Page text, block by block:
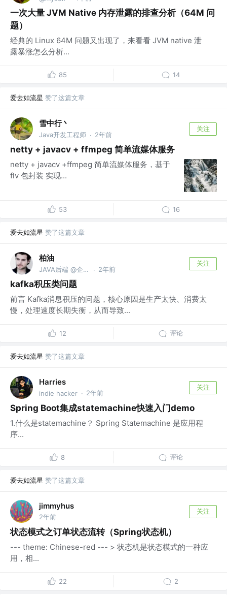
一次大量 JVM Native 内存泄露的排查分析（64M 问
题）
经典的 Linux 64M 问题又出现了，来看看 JVM native 泄
露暴涨怎么分析...
85 14
爱去如流星 赞了这篇文章
雪中行丶
Java开发工程师 · 2年前
关注
netty + javacv + ffmpeg 简单流媒体服务
netty + javacv +ffmpeg 简单流媒体服务，基于
flv 包封装 实现...
53 16
爱去如流星 赞了这篇文章
柏油
JAVA后端 @企业员工 · 2年前
关注
kafka积压类问题
前言 Kafka消息积压的问题，核心原因是生产太快、消费太
慢，处理速度长期失衡，从而导致...
12 评论
爱去如流星 赞了这篇文章
Harries
indie hacker · 2年前
关注
Spring Boot集成statemachine快速入门demo
1.什么是statemachine？ Spring Statemachine 是应用程
序...
8 评论
爱去如流星 赞了这篇文章
jimmyhus
2年前
关注
状态模式之订单状态流转（Spring状态机）
--- theme: Chinese-red --- > 状态机是状态模式的一种应
用，相...
22 2